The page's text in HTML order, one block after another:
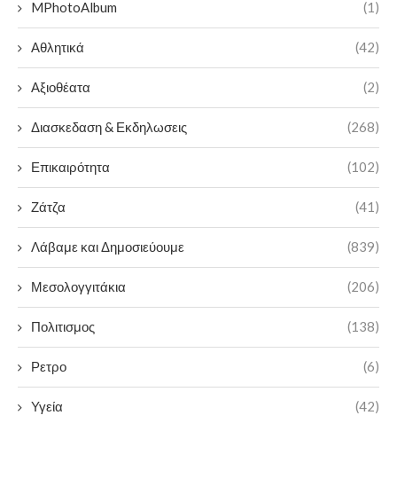
MPhotoAlbum (1)
Αθλητικά (42)
Αξιοθέατα (2)
Διασκεδαση & Εκδηλωσεις (268)
Επικαιρότητα (102)
Ζάτζα (41)
Λάβαμε και Δημοσιεύουμε (839)
Μεσολογγιτάκια (206)
Πολιτισμος (138)
Ρετρο (6)
Υγεία (42)